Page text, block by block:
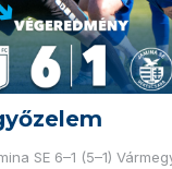
SE 6–1 (5–1)